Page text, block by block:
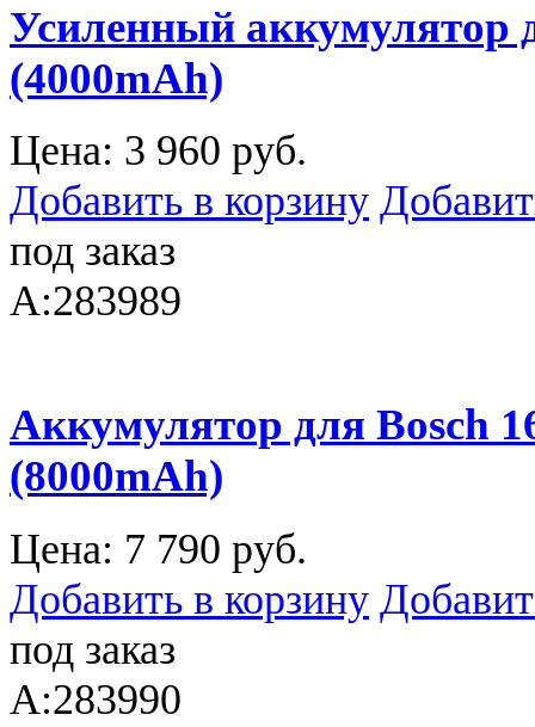
Усиленный аккумулятор
(4000mAh)
Цена: 3 960 руб.
Добавить в корзину
под заказ
A:283989
Аккумулятор для Bosch
(8000mAh)
Цена: 7 790 руб.
Добавить в корзину
под заказ
A:283990